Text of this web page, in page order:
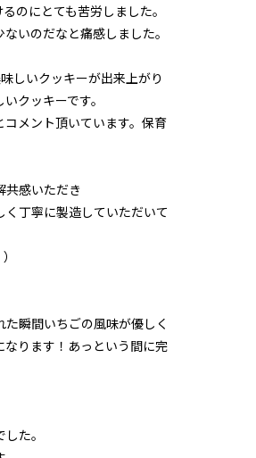
のにとても苦労しました。
いのだなと痛感しました。
しいクッキーが出来上がり
クッキーです。
メント頂いています。保育
共感いただき
丁寧に製造していただいて
瞬間いちごの風味が優しく
ります！あっという間に完
た。